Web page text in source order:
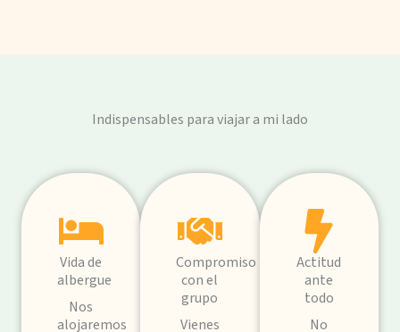
Indispensables para viajar a mi lado
Vida de
albergue
Nos
alojaremos
Compromiso
con el
grupo
Vienes
Actitud
ante
todo
No